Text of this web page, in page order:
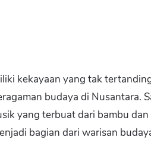
kekayaan yang tak
budaya di Nusantara.
yang terbuat dari bambu dan
bagian dari warisan